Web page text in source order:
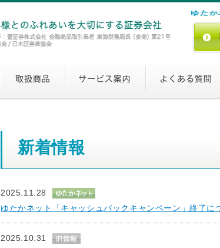
新着情報
2025.11.28
ゆたかネット「キャッシュバックキャンペーン」終了に
2025.10.31